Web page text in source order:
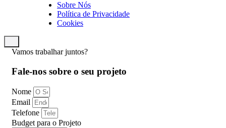
Sobre Nós
Política de Privacidade
Cookies
Vamos trabalhar juntos?
Fale-nos sobre o seu projeto
Nome
Email
Telefone
Budget para o Projeto